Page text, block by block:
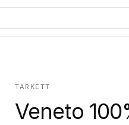
TARKETT
Veneto